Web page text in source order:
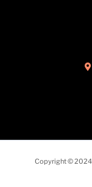
Copyright © 2024